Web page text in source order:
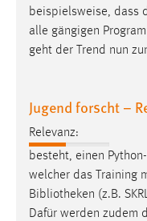
beispielsweise, dass
alle gängigen
geht der Trend nun
Jugend forscht –
Relevanz:
besteht, einen
welcher das Training
Bibliotheken (z.B.
Dafür werden zudem